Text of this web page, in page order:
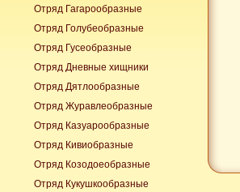
Отряд Гагарообразные
Отряд Голубеобразные
Отряд Гусеобразные
Отряд Дневные хищники
Отряд Дятлообразные
Отряд Журавлеобразные
Отряд Казуарообразные
Отряд Кивиобразные
Отряд Козодоеобразные
Отряд Кукушкообразные